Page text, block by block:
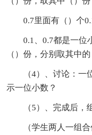
0.7里面有（）个
0.1、0.7都是一位
（）份，分别取其中
（4）、讨论：
示一位小数？
（5）、完成后
（学生两人一组合